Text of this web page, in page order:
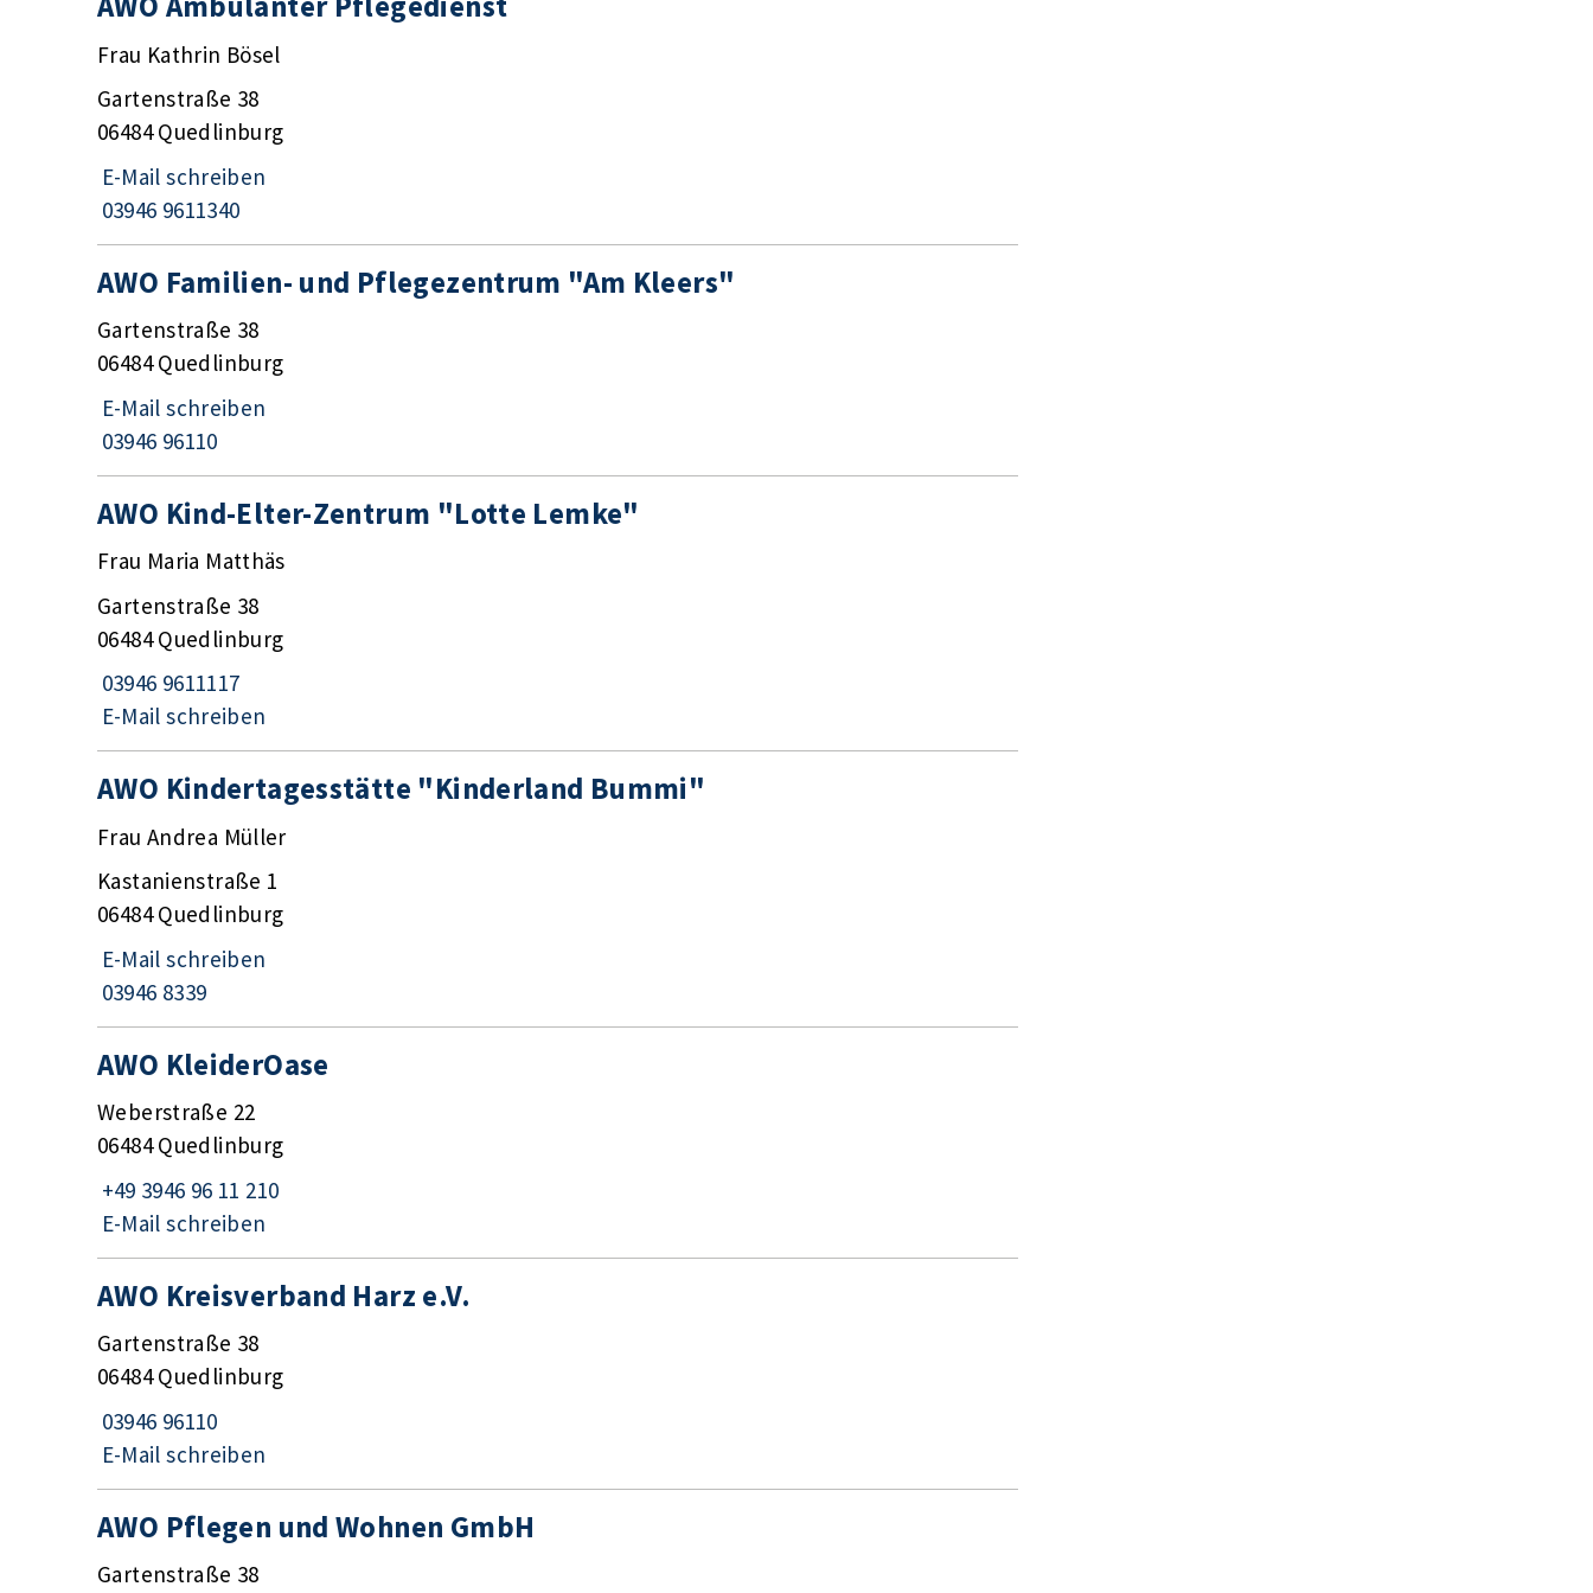
Frau Kathrin Bösel
Gartenstraße 38
06484 Quedlinburg
E-Mail schreiben
03946 9611340
AWO Familien- und Pflegezentrum "Am Kleers"
Gartenstraße 38
06484 Quedlinburg
E-Mail schreiben
03946 96110
AWO Kind-Elter-Zentrum "Lotte Lemke"
Frau Maria Matthäs
Gartenstraße 38
06484 Quedlinburg
03946 9611117
E-Mail schreiben
AWO Kindertagesstätte "Kinderland Bummi"
Frau Andrea Müller
Kastanienstraße 1
06484 Quedlinburg
E-Mail schreiben
03946 8339
AWO KleiderOase
Weberstraße 22
06484 Quedlinburg
+49 3946 96 11 210
E-Mail schreiben
AWO Kreisverband Harz e.V.
Gartenstraße 38
06484 Quedlinburg
03946 96110
E-Mail schreiben
AWO Pflegen und Wohnen GmbH
Gartenstraße 38